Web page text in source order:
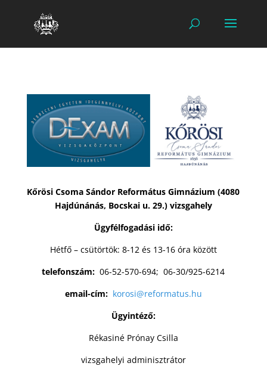
Kőrösi Csoma Sándor Református Gimnázium(4080
Hajdúnánás, Bocskai u. 29.) vizsgahely
Ügyfélfogadási idő:
Hétfő – csütörtök: 8-12 és 13-16 óra között
telefonszám: 06-52-570-694; 06-30/925-6214
email-cím: korosi@reformatus.hu
Ügyintéző:
Rékasiné Prónay Csilla
vizsgahelyi adminisztrátor